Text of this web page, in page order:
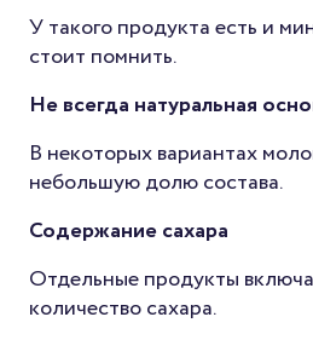
У такого продукта есть и
стоит помнить.
Не всегда натуральная
В некоторых вариантах
небольшую долю состава.
Содержание сахара
Отдельные продукты
количество сахара.